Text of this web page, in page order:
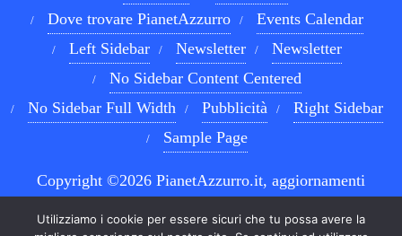
Dove trovare PianetAzzurro
Events Calendar
Left Sidebar
Newsletter
Newsletter
No Sidebar Content Centered
No Sidebar Full Width
Pubblicità
Right Sidebar
Sample Page
Copyright ©2026 PianetAzzurro.it, aggiornamenti
Utilizziamo i cookie per essere sicuri che tu possa avere la